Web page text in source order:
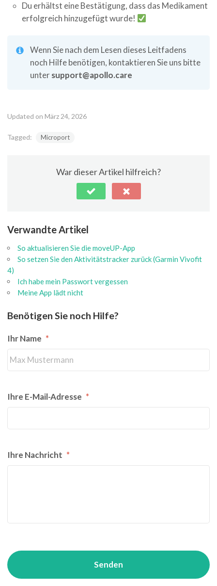
Du erhältst eine Bestätigung, dass das Medikament
erfolgreich hinzugefügt wurde!
Wenn Sie nach dem Lesen dieses Leitfadens
noch Hilfe benötigen, kontaktieren Sie uns bitte
untersupport@apollo.care
Updated on März 24, 2026
Tagged: Microport
War dieser Artikel hilfreich?
Verwandte Artikel
So aktualisieren Sie die moveUP-App
So setzen Sie den Aktivitätstracker zurück (Garmin Vivofit
4)
Ich habe mein Passwort vergessen
Meine App lädt nicht
Benötigen Sie noch Hilfe?
Ihr Name *
Ihre E-Mail-Adresse *
Ihre Nachricht *